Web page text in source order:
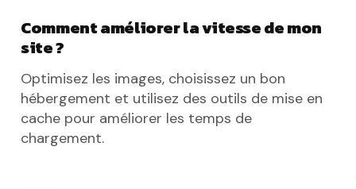
Comment améliorer la vitesse de mon
site ?
Optimisez les images, choisissez un bon
hébergement et utilisez des outils de mise en
cache pour améliorer les temps de
chargement.